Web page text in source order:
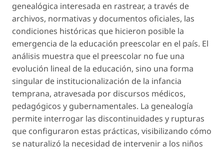
genealógica interesada en rastrear, a través de
archivos, normativas y documentos oficiales, las
condiciones históricas que hicieron posible la
emergencia de la educación preescolar en el país. El
análisis muestra que el preescolar no fue una
evolución lineal de la educación, sino una forma
singular de institucionalización de la infancia
temprana, atravesada por discursos médicos,
pedagógicos y gubernamentales. La genealogía
permite interrogar las discontinuidades y rupturas
que configuraron estas prácticas, visibilizando cómo
se naturalizó la necesidad de intervenir a los niños